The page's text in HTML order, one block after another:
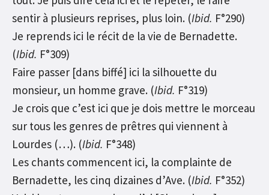
sentir à plusieurs reprises, plus loin. (Ibid. F°290)
Je reprends ici le récit de la vie de Bernadette.
(Ibid. F°309)
Faire passer [dans biffé] ici la silhouette du
monsieur, un homme grave. (Ibid. F°319)
Je crois que c’est ici que je dois mettre le morceau
sur tous les genres de prêtres qui viennent à
Lourdes (…). (Ibid. F°348)
Les chants commencent ici, la complainte de
Bernadette, les cinq dizaines d’Ave. (Ibid. F°352)